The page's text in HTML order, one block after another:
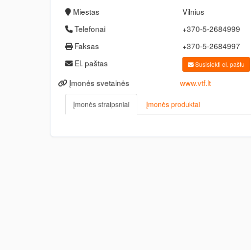
Miestas
Vilnius
Telefonai
+370-5-2684999
Faksas
+370-5-2684997
El. paštas
Susisiekti el. paštu
Įmonės svetainės www.vtf.lt
Įmonės straipsniai Įmonės produktai